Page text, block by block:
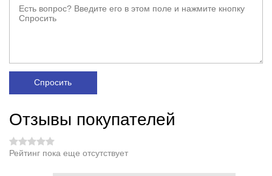
Спросить
Отзывы покупателей
Рейтинг пока еще отсутствует